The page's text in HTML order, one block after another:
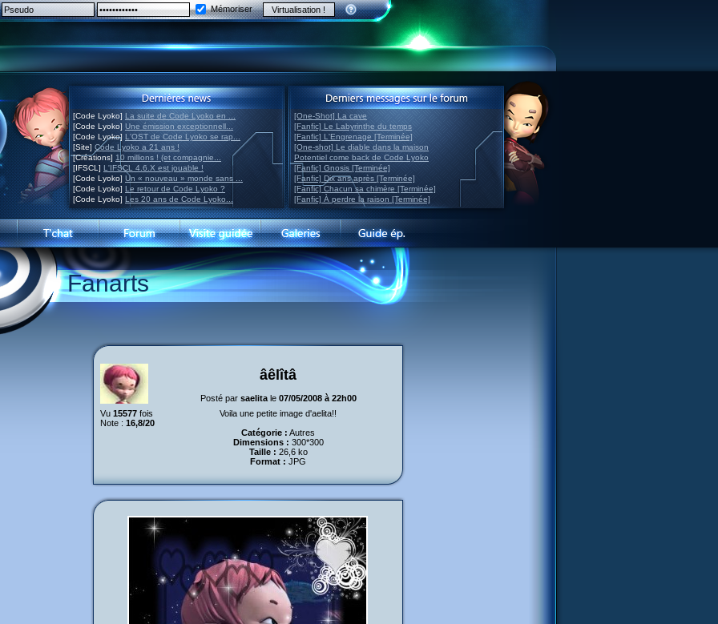
Mémoriser
[Code Lyoko] La suite de Code Lyoko en ...
[Code Lyoko] Une émission exceptionnell...
[Code Lyoko] L'OST de Code Lyoko se rap...
[Site] Code Lyoko a 21 ans !
[Créations] 10 millions ! (et compagnie...
[IFSCL] L'IFSCL 4.6.X est jouable !
[Code Lyoko] Un « nouveau » monde sans ...
[Code Lyoko] Le retour de Code Lyoko ?
[Code Lyoko] Les 20 ans de Code Lyoko...
[One-Shot] La cave
[Fanfic] Le Labyrinthe du temps
[Fanfic] L'Engrenage [Terminée]
[One-shot] Le diable dans la maison
Potentiel come back de Code Lyoko
[Fanfic] Gnosis [Terminée]
[Fanfic] Dix ans après [Terminée]
[Fanfic] Chacun sa chimère [Terminée]
[Fanfic] À perdre la raison [Terminée]
Fanarts
âêlîtâ
Posté par saelitale 07/05/2008 à 22h00
Vu 15577fois
Note : 16,8/20
Voila une petite image d'aelita!!
Catégorie : Autres
Dimensions : 300*300
Taille : 26,6 ko
Format : JPG